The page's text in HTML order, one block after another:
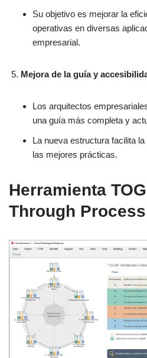
Su objetivo es mejorar la
operativas en diversas
empresarial.
Mejora de la guía y
Los arquitectos
una guía más completa y
La nueva estructura facilita
las mejores prácticas.
Herramienta
Through Process